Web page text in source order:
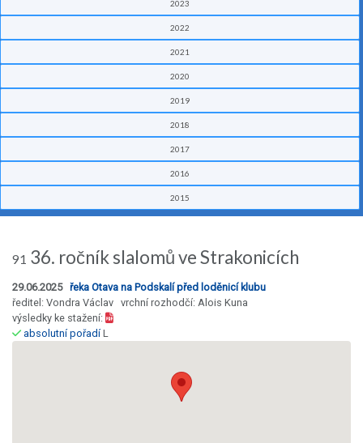
2023
2022
2021
2020
2019
2018
2017
2016
2015
91 36. ročník slalomů ve Strakonicích
29.06.2025 řeka Otava na Podskalí před loděnicí klubu
ředitel: Vondra Václav vrchní rozhodčí: Alois Kuna
výsledky ke stažení:
absolutní pořadíL